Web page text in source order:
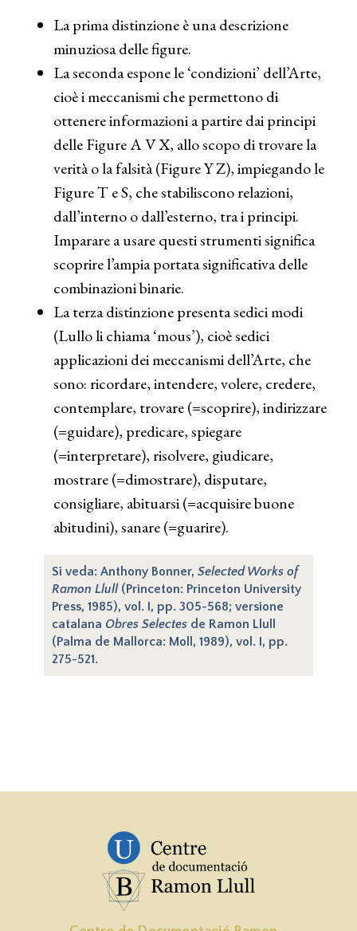
La prima distinzione è una descrizione
minuziosa delle figure.
La seconda espone le ‘condizioni’ dell’Arte,
cioè i meccanismi che permettono di
ottenere informazioni a partire dai principi
delle Figure A V X, allo scopo di trovare la
verità o la falsità (Figure Y Z), impiegando le
Figure T e S, che stabiliscono relazioni,
dall’interno o dall’esterno, tra i principi.
Imparare a usare questi strumenti significa
scoprire l’ampia portata significativa delle
combinazioni binarie.
La terza distinzione presenta sedici modi
(Lullo li chiama ‘mous’), cioè sedici
applicazioni dei meccanismi dell’Arte, che
sono: ricordare, intendere, volere, credere,
contemplare, trovare (=scoprire), indirizzare
(=guidare), predicare, spiegare
(=interpretare), risolvere, giudicare,
mostrare (=dimostrare), disputare,
consigliare, abituarsi (=acquisire buone
abitudini), sanare (=guarire).
Si veda: Anthony Bonner, Selected Works of
Ramon Llull(Princeton: Princeton University
Press, 1985), vol. I, pp. 305-568; versione
catalana Obres Selectes de Ramon Llull
(Palma de Mallorca: Moll, 1989), vol. I, pp.
275-521.